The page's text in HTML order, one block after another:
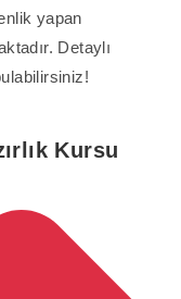
yapan
Detaylı
Kursu